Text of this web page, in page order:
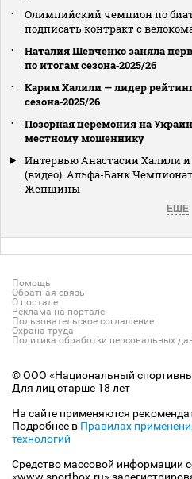
Олимпийский чемпион по
подписать контракт с
Наталия Шевченко заняла
по итогам сезона‑2025/26
Карим Халили — лидер
сезона‑2025/26
Позорная церемония на
местному мошеннику
Интервью Анастасии Халили
(видео). Альфа-Банк
Женщины
ЕЩЕ
Помощь
Обратная связь
О портале
Реклама на портале
Пользовательское соглашение
Охрана труда
Политика обработки персональных
© ООО «Национальный
Для лиц старше 18 лет
На сайте применяются
Подробнее в Правилах
технологий
Средство массовой информации
«www.sportbox.ru»